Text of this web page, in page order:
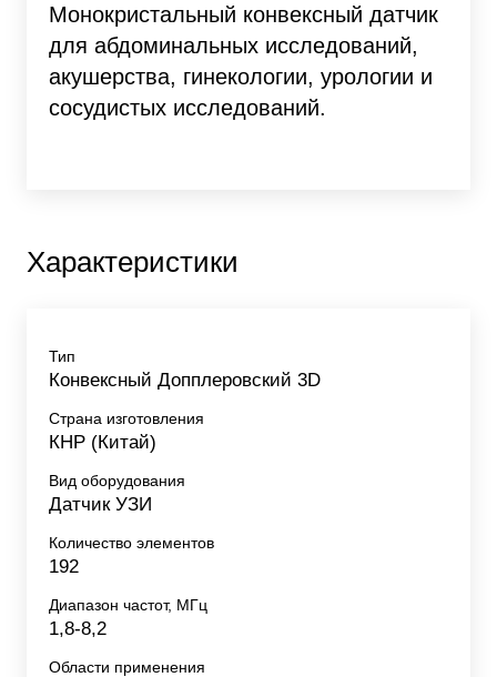
Монокристальный конвексный датчик
для абдоминальных исследований,
акушерства, гинекологии, урологии и
сосудистых исследований.
Характеристики
Тип
Конвексный Допплеровский 3D
Страна изготовления
КНР (Китай)
Вид оборудования
Датчик УЗИ
Количество элементов
192
Диапазон частот, МГц
1,8-8,2
Области применения